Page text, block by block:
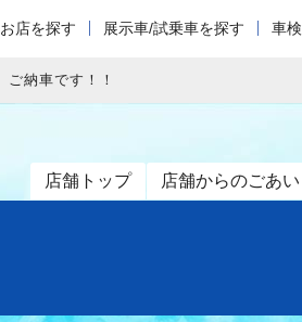
お店を探す 展示車/試乗車を探す 車
ご納車です！！
店舗トップ 店舗からのごあ